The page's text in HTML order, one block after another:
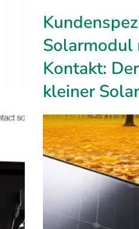
Solarmodul
Kontakt:
kleiner